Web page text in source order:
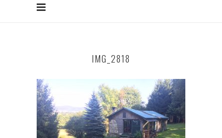
IMG_2818